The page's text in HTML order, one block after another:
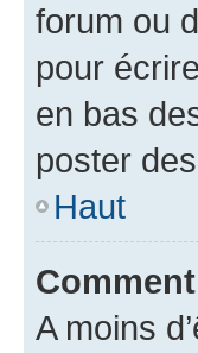
forum ou
pour
en bas
poster
Haut
A moins